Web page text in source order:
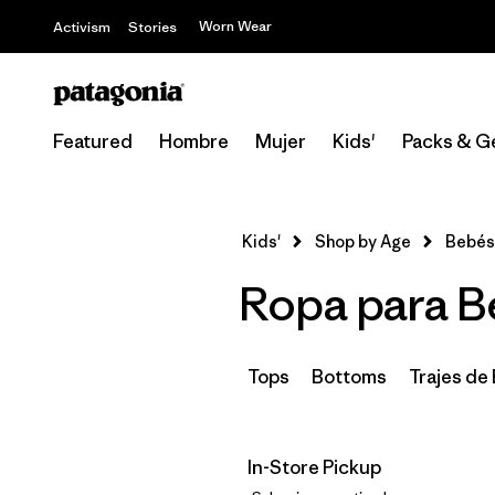
Activism Stories Worn Wear
Featured Hombre Mujer Kids' Packs &
Kids' Shop by Age
Ropa para
Tops Bottoms Trajes de
In-Store Pickup